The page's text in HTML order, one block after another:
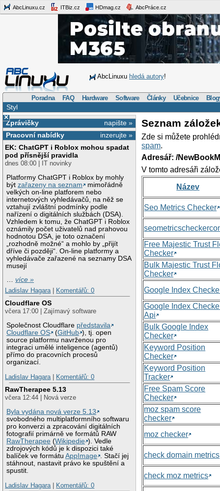
AbcLinuxu.cz ITBiz.cz HDmag.cz AbcPráce.cz
AbcLinuxu hledá autory!
Poradna FAQ Hardware Software Články Učebnice
Styl
×
napište »
Zprávičky
inzerujte »
Pracovní nabídky
EK: ChatGPT i Roblox mohou spadat
pod přísnější pravidla
dnes 08:00 | IT novinky
Platformy ChatGPT i Roblox by mohly
býtzařazeny na seznam
mimořádně
velkých on-line platforem nebo
internetových vyhledávačů, na něž se
vztahují zvláštní podmínky podle
nařízení o digitálních službách (DSA).
Vzhledem k tomu, že ChatGPT i Roblox
oznámily počet uživatelů nad prahovou
hodnotou DSA, je toto označení
„rozhodně možné“ a mohlo by „přijít
dříve či později“. On-line platformy a
vyhledávače zařazené na seznamy DSA
musejí
…více »
Ladislav Hagara
Komentářů: 0
Cloudflare OS
včera 17:00 | Zajímavý software
Společnost Cloudflare představila
Cloudflare OS
(GitHub ), tj. open
source platformu navrženou pro
integraci umělé inteligence (agentů)
přímo do pracovních procesů
organizací.
Ladislav Hagara
Komentářů: 0
RawTherapee 5.13
včera 12:44 | Nová verze
Byla vydána nová verze 5.13
svobodného multiplatformního softwaru
pro konverzi a zpracování digitálních
fotografií primárně ve formátů RAW
RawTherapee (Wikipedie ). Vedle
zdrojových kódů je k dispozici také
balíček ve formátuAppImage . Stačí jej
stáhnout, nastavit právo ke spuštění a
spustit.
Ladislav Hagara
Komentářů: 0
Seznam
Zde si můžete
spam.
Adresář: /
V tomto adresáři
Název
Seo Metrics Checker
Free Majestic Trust
Checker
Bulk Majestic Trust
Checker
Google Index
Google Index
Api
Bulk Google Index
Checker
Keyword Position
Checker
Keyword Position
Tracker
Free Spam Score
Checker
moz spam score
checker
moz checker
check domain metrics
check moz metrics